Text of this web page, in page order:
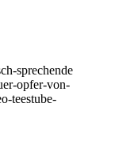
sprechende
opfer-von-
teestube-